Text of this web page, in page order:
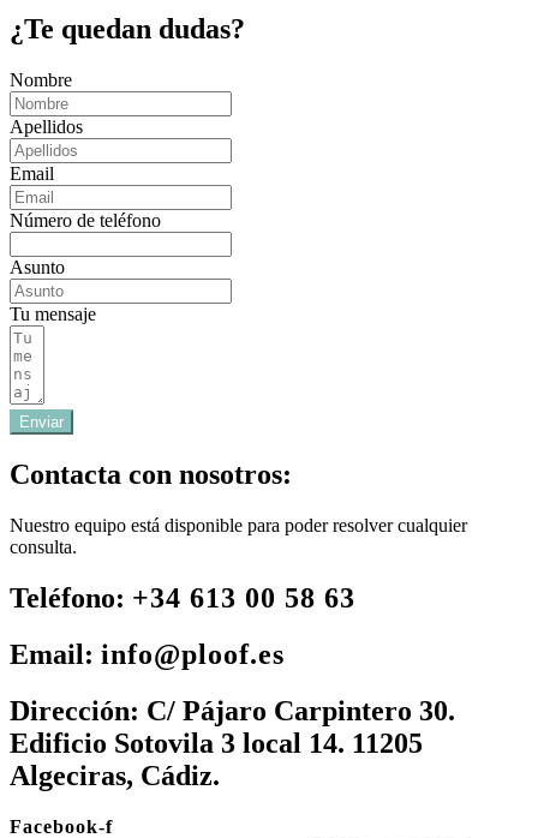
¿Te quedan dudas?
Nombre
Apellidos
Email
Número de teléfono
Asunto
Tu mensaje
Enviar
Contacta con nosotros:
Nuestro equipo está disponible para poder resolver cualquier
consulta.
Teléfono: +34 613 00 58 63
Email: info@ploof.es
Dirección: C/ Pájaro Carpintero 30.
Edificio Sotovila 3 local 14. 11205
Algeciras, Cádiz.
Facebook-f